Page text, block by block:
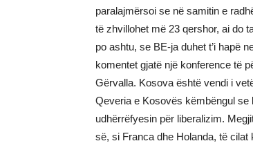
paralajmërsoi se në samitin e
të zhvillohet më 23 qershor, ai do
po ashtu, se BE-ja duhet t’i hapë
komentet gjatë një konference të
Gërvalla. Kosova është vendi i
Qeveria e Kosovës këmbëngul se
udhërrëfyesin për liberalizim.
së, si Franca dhe Holanda, të